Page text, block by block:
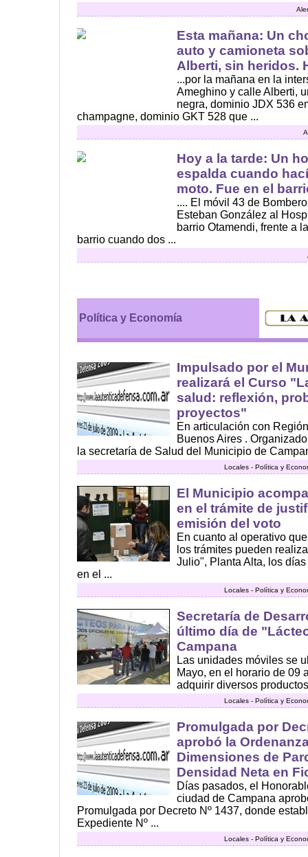
Esta mañana: Un
auto y camioneta
Alberti, sin heridos.
...por la mañana en la
Ameghino y calle Alberti,
negra, dominio JDX 536
champagne, dominio GKT 528 que ...
Hoy a la tarde: Un
espalda cuando
moto. Fue en el
.... El móvil 43 de
Esteban González al
barrio Otamendi, frente a
barrio cuando dos ...
Política y Economía
Impulsado por el
realizará el Curso
salud: reflexión,
proyectos"
En articulación con
Buenos Aires .
la secretaría de Salud del Municipio de
Locales - Política y
El Municipio
en el trámite de
emisión del voto
En cuanto al operativo
los trámites pueden
Julio", Planta Alta, los
en el ...
Locales - Política y
Secretaría de
último día de
Campana
Las unidades móviles se
Mayo, en el horario de 09
adquirir diversos
Locales - Política y
Promulgada por
aprobó la
Dimensiones de
Densidad Neta en
Días pasados, el
ciudad de Campana
Promulgada por Decreto Nº 1437, donde
Expediente Nº ...
Locales - Política y